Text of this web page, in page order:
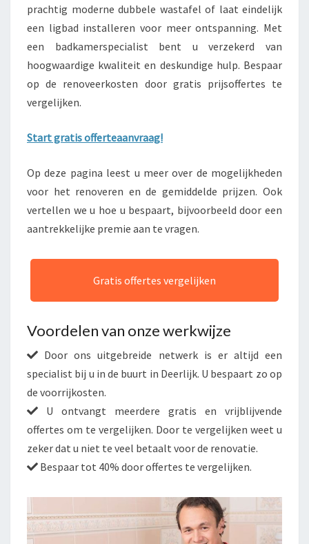
prachtig moderne dubbele wastafel of laat eindelijk
een ligbad installeren voor meer ontspanning. Met
een badkamerspecialist bent u verzekerd van
hoogwaardige kwaliteit en deskundige hulp. Bespaar
op de renoveerkosten door gratis prijsoffertes te
vergelijken.
Start gratis offerteaanvraag!
Op deze pagina leest u meer over de mogelijkheden
voor het renoveren en de gemiddelde prijzen. Ook
vertellen we u hoe u bespaart, bijvoorbeeld door een
aantrekkelijke premie aan te vragen.
Gratis offertes vergelijken
Voordelen van onze werkwijze
Door ons uitgebreide netwerk is er altijd een
specialist bij u in de buurt in Deerlijk. U bespaart zo op
de voorrijkosten.
U ontvangt meerdere gratis en vrijblijvende
offertes om te vergelijken. Door te vergelijken weet u
zeker dat u niet te veel betaalt voor de renovatie.
Bespaar tot 40% door offertes te vergelijken.